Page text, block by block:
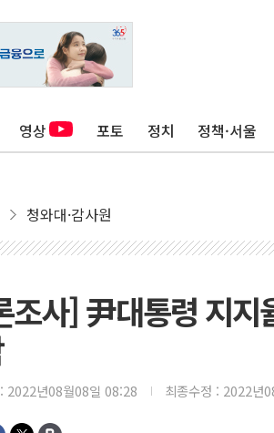
영상 포토 정치 정책·서울
청와대·감사원
조사] 尹대통령 지
2022년08월08일 08:28 최종수정 : 2022년